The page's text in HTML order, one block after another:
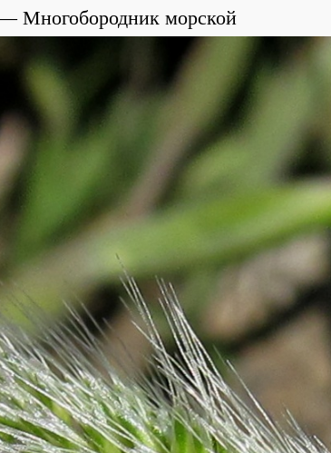
Многобородник морской